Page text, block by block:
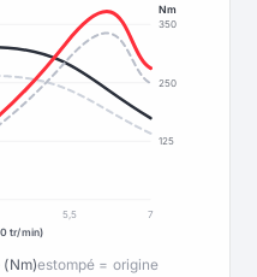
125
250
350
Nm
5,5
7
tr/min)
(Nm)estompé = origine